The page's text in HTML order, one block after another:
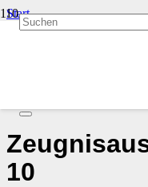
Start
Veranstaltungen
10